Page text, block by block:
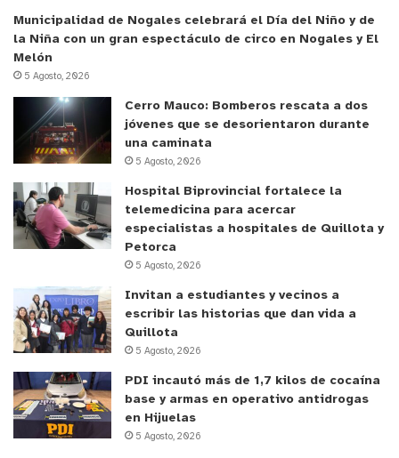
Municipalidad de Nogales celebrará el Día del Niño y de
la Niña con un gran espectáculo de circo en Nogales y El
Melón
5 Agosto, 2026
Cerro Mauco: Bomberos rescata a dos
jóvenes que se desorientaron durante
una caminata
5 Agosto, 2026
Hospital Biprovincial fortalece la
telemedicina para acercar
especialistas a hospitales de Quillota y
Petorca
5 Agosto, 2026
Invitan a estudiantes y vecinos a
escribir las historias que dan vida a
Quillota
5 Agosto, 2026
PDI incautó más de 1,7 kilos de cocaína
base y armas en operativo antidrogas
en Hijuelas
5 Agosto, 2026